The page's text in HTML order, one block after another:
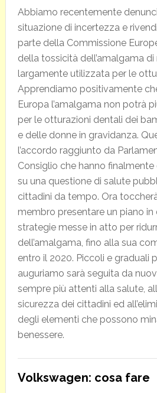
Abbiamo recentemente
situazione di incertezza e
parte della Commissione
della tossicità dell’amalgama di
largamente utilizzata per le
Apprendiamo positivamente
Europa l’amalgama non potrà
per le otturazioni dentali dei
e delle donne in gravidanza.
l’accordo raggiunto da
Consiglio che hanno finalmente
su una questione di salute
cittadini da tempo. Ora
membro presentare un piano
strategie messe in atto per
dell’amalgama, fino alla sua
entro il 2020. Piccoli e graduali
auguriamo sarà seguita da
sempre più attenti alla salute,
sicurezza dei cittadini ed
degli elementi che possono
benessere.
Volkswagen: cosa fare